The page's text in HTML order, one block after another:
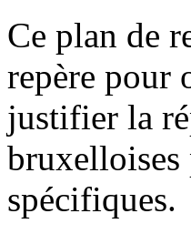
Ce plan de
repère pour
justifier la
spécifiques.